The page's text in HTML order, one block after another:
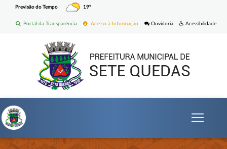
Previsão do Tempo 19º
Acessibilidade
Ouvidoria
Acesso à Informação
Portal da Transparência